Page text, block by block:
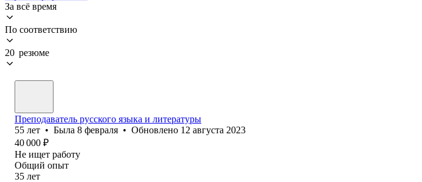
За всё время
По соответствию
20 резюме
Преподаватель русского языка и литературы
55 лет • Была 8 февраля • Обновлено 12 августа 2023
40 000 ₽
Не ищет работу
Общий опыт
35 лет